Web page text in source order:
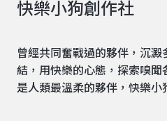
快樂小狗創作社
曾經共同奮戰過的夥伴，沉澱
結，用快樂的心態，探索嗅聞
是人類最溫柔的夥伴，快樂小